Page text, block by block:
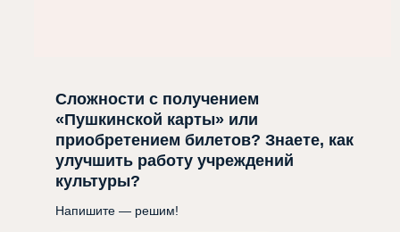
Сложности с получением
«Пушкинской карты» или
приобретением билетов? Знаете, как
улучшить работу учреждений
культуры?
Напишите — решим!